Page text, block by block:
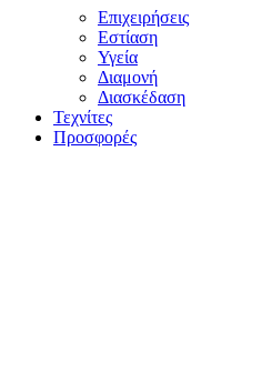
Επιχειρήσεις
Εστίαση
Υγεία
Διαμονή
Διασκέδαση
Τεχνίτες
Προσφορές